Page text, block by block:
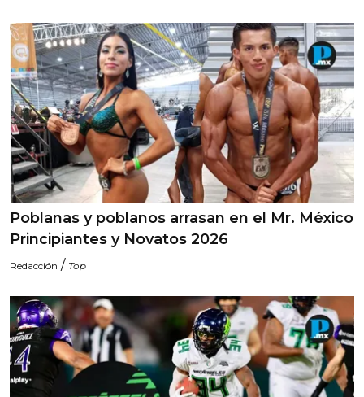
Poblanas y poblanos arrasan en el Mr. México
Principiantes y Novatos 2026
Redacción / Top